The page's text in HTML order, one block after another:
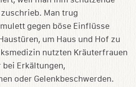
Man trug
gegen böse Einflüsse
um Haus und Hof zu
nutzten Kräuterfrauen
Erkältungen,
oder Gelenkbeschwerden.